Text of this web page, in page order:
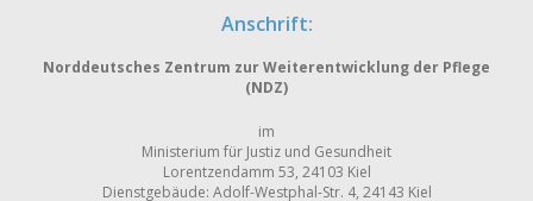
Anschrift:
Norddeutsches Zentrum zur Weiterentwicklung der Pflege
(NDZ)
im
Ministerium für Justiz und Gesundheit
Lorentzendamm 53, 24103 Kiel
Dienstgebäude: Adolf-Westphal-Str. 4, 24143 Kiel